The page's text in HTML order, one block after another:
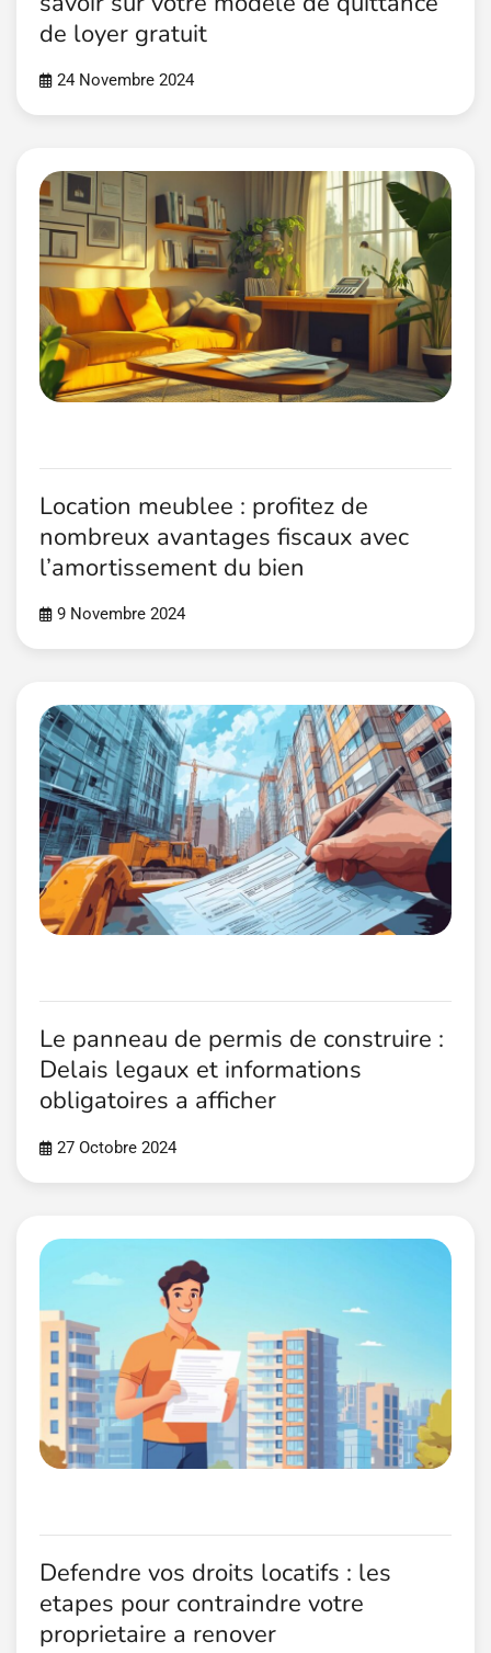
de loyer gratuit
24 Novembre 2024
Location meublee : profitez de
nombreux avantages fiscaux avec
l’amortissement du bien
9 Novembre 2024
Le panneau de permis de construire :
Delais legaux et informations
obligatoires a afficher
27 Octobre 2024
Defendre vos droits locatifs : les
etapes pour contraindre votre
proprietaire a renover